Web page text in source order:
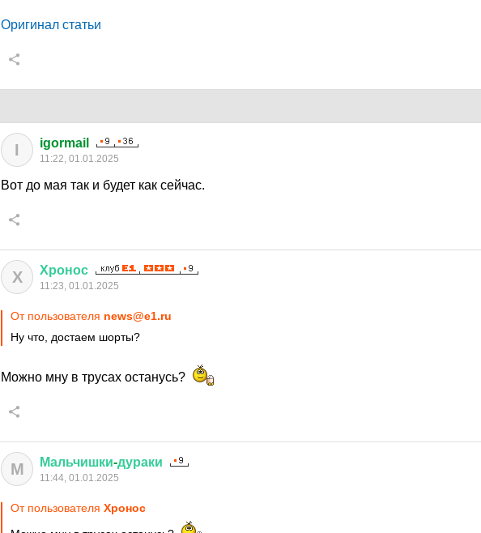
Оригинал статьи
I igormail
11:22, 01.01.2025
Вот до мая так и будет как сейчас.
Х Хронос
11:23, 01.01.2025
От пользователя news@e1.ru
Ну что, достаем шорты?
Можно мну в трусах останусь?
М Мальчишки-дураки
11:44, 01.01.2025
От пользователя Хронос